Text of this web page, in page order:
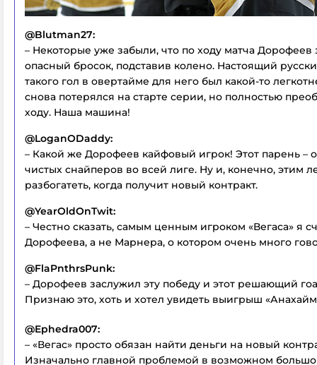
@Blutman27:
– Некоторые уже забыли, что по ходу матча Дорофеев
опасный бросок, подставив колено. Настоящий
такого гол в овертайме для него был какой-то
снова потерялся на старте серии, но полностью
ходу. Наша машина!
@LoganODaddy:
– Какой же Дорофеев кайфовый игрок! Этот парень –
чистых снайперов во всей лиге. Ну и, конечно, этим
разбогатеть, когда получит новый контракт.
@YearOldOnTwit:
– Честно сказать, самым ценным игроком «Вегаса» я
Дорофеева, а не Марнера, о котором очень много
@FlaPnthrsPunk:
– Дорофеев заслужил эту победу и этот решающий
Признаю это, хоть и хотел увидеть выигрыш
@Ephedra007:
– «Вегас» просто обязан найти деньги на новый
Изначально главной проблемой в возможном